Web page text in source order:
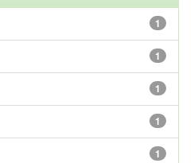
1
1
1
1
1